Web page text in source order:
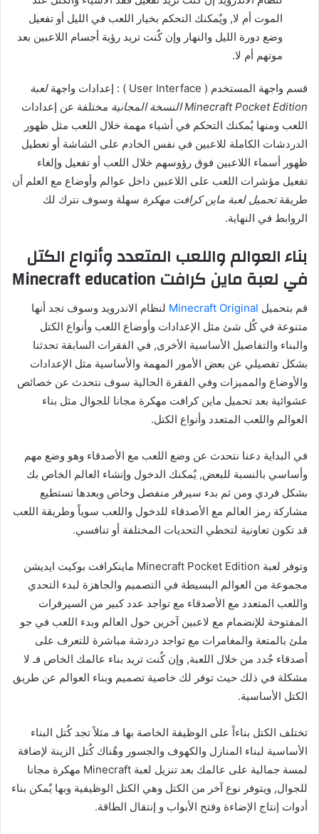
الموت أم لا, ويٌمكنك التحكم بخيار اللعب في الليل أو تفعيل
وضع دورة الليل والنهار وإن كٌنت تريد رؤية أجسام اللاعبين بعد
موتهم أم لا.
قسم واجهة المستخدم ( User Interface ) : إعدادات واجهة
لعبة
Minecraft Pocket Edition النسخة المجانية
مختلفة عن إعدادات
اللعب ومنها يٌمكنك التحكم في أشياء مهمة خلال اللعب مثل ظهور
الدردشات الكاملة للاعبين في نفس الخادم على الشاشة أو تعطيل
ظهور أسماء اللاعبين فوق رؤوسهم خلال اللعب أو تفعيل وإلغاء
تفعيل مؤشرات اللعب على اللاعبين داخل عوالم وأوضاع مع العلم أن
طريقةتحميل لعبة ماين كرافت مهكرة سهلة وسوف نترك لك
الروابط في النهاية.
بناء العوالم واللعب المتعدد وأنواع الكتل
في لعبة ماين كرافت Minecraft education
قم بتحميل Minecraft Original لنظام الاندرويد وسوف تجد أنها
متنوعة في كٌل شئ مثل الإعدادات وأوضاع اللعب وأنواع الكتل
والبناء والتفاصيل الأساسية الأخرى, في الفقرات السابقة تحدثنا
بشكل تفصيلي عن بعض الأمور المهمة والأساسية مثل الإعدادات
والأوضاع والمميزات وفي الفقرة الحالية سوف نتحدث عن خصائص
عشوائية بعد تحميل ماين كرافت مهكرة مجانا للجوال مثل بناء
العوالم واللعب المتعدد وأنواع الكتل.
في البداية دعنا نتحدث عن وضع اللعب مع الأصدقاء وهو وضع مهم
وأساسي بالنسبة للبعض, يٌمكنك الدخول وإنشاء العالم الخاص بك
بشكل فردي ومن ثم بدء سيرفر منفصل وخاص وبعدها تستطيع
مشاركة رمز العالم مع الأصدقاء للدخول واللعب سوياً وطريقة اللعب
قد تكون تعاونية لتخطي التحديات المختلفة أو تنافسي.
وتوفر لعبة Minecraft Pocket Edition ماينكرافت بوكيت ايديشن
مجموعة من العوالم البسيطة في التصميم والجاهزة لبدء التحدي
واللعب المتعدد مع الأصدقاء مع تواجد عدد كبير من السيرفرات
المفتوحة للإنضمام مع لاعبين آخرين حول العالم وبدء اللعب في جو
ملئ بالمتعة والمغامرات مع تواجد دردشة مباشرة للتعرف على
أصدقاء جٌدد من خلال اللعبة, وإن كٌنت تريد بناء عالمك الخاص فـ لا
مشكلة في ذلك حيث توفر لك خاصية تصميم وبناء العوالم عن طريق
الكتل الأساسية.
تختلف الكتل بناءاً على الوظيفة الخاصة بها فـ مثلاً تجد كُتل البناء
الأساسية لبناء المنازل والكهوف والجسور وهٌناك كُتل الزينة لإضافة
لمسة جمالية على عالمك بعد تنزيل لعبة Minecraft مهكرة مجانا
للجوال, ويتوفر نوع آخر من الكتل وهي الكتل الوظيفية وبها يٌمكن بناء
أدوات إنتاج الإضاءة وفتح الأبواب و إنتقال الطاقة.